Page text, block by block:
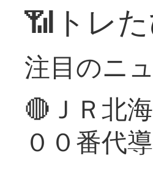
📶トレ
注目のニ
🔴ＪＲ北
００番代